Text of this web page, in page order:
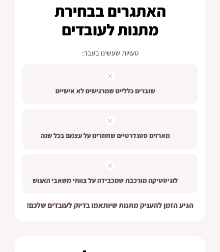
האתגרים בבחירת
מתנות לעובדים
טעויות שעשינו בעבר:
שוברים כלליים שמרגישים לא אישיים
מארזים סטנדרטיים שחוזרים על עצמם בכל שנה
לוגיסטיקה מורכבת שמכבידה על צוותי משאבי האנוש
הגיע הזמן להעניק מתנות שיותאמו בדיוק לעובדים שלכם!